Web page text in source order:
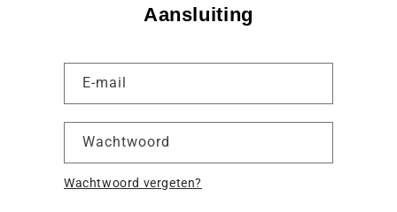
Aansluiting
E-mail
Wachtwoord
Wachtwoord vergeten?